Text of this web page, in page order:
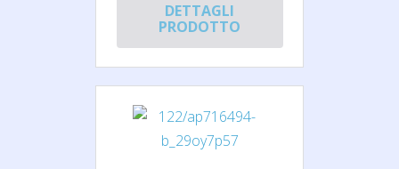
DETTAGLI
PRODOTTO